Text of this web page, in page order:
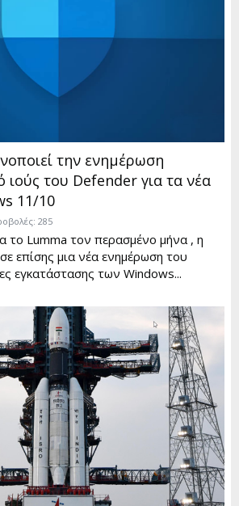
την ενημέρωση
ιούς του Defender για τα νέα
11/10
285
το Lumma τον περασμένο μήνα , η
επίσης μια νέα ενημέρωση του
εγκατάστασης των Windows...